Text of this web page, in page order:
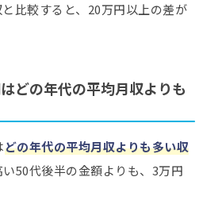
比較すると、20万円以上の差が
どの年代の平均月収よりも
どの年代の平均月収よりも多い収
50代後半の金額よりも、3万円